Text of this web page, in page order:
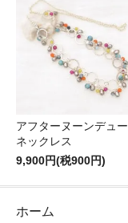
アフターヌーンデュー
ネックレス
9,900円(税900円)
ホーム